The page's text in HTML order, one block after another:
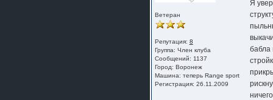
Ветеран
Репутация: 8
Группа: Член клуба
Сообщений: 1137
Город: Воронеж
Машина: теперь Range sport
Регистрация: 26.11.2009
Я
бабла